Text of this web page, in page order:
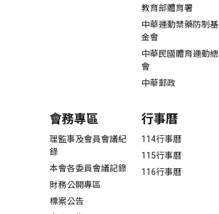
教育部體育署
中華運動禁藥防制基
金會
中華民國體育運動總
會
中華郵政
會務專區
理監事及會員會議紀
錄
本會各委員會議記錄
財務公開專區
標案公告
行事曆
114行事曆
115行事曆
116行事曆